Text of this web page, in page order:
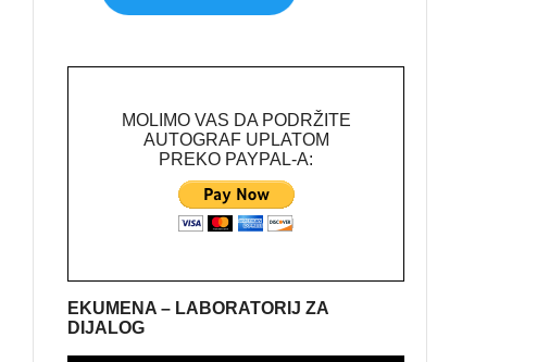
MOLIMO VAS DA PODRŽITE
AUTOGRAF UPLATOM
PREKO PAYPAL-A:
EKUMENA – LABORATORIJ ZA
DIJALOG